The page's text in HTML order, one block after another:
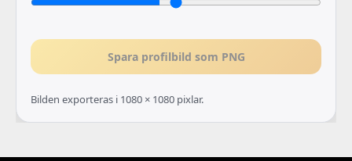
Spara profilbild som PNG
Bilden exporteras i 1080 × 1080 pixlar.